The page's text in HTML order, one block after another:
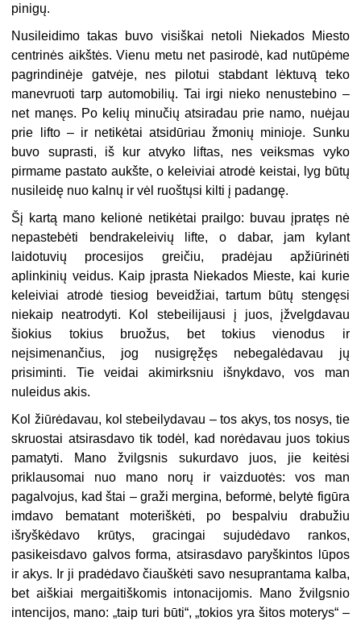
pinigų.
Nusileidimo takas buvo visiškai netoli Niekados Miesto
centrinės aikštės. Vienu metu net pasirodė, kad nutūpėme
pagrindinėje gatvėje, nes pilotui stabdant lėktuvą teko
manevruoti tarp automobilių. Tai irgi nieko nenustebino –
net manęs. Po kelių minučių atsiradau prie namo, nuėjau
prie lifto – ir netikėtai atsidūriau žmonių minioje. Sunku
buvo suprasti, iš kur atvyko liftas, nes veiksmas vyko
pirmame pastato aukšte, o keleiviai atrodė keistai, lyg būtų
nusileidę nuo kalnų ir vėl ruoštųsi kilti į padangę.
Šį kartą mano kelionė netikėtai prailgo: buvau įpratęs nė
nepastebėti bendrakeleivių lifte, o dabar, jam kylant
laidotuvių procesijos greičiu, pradėjau apžiūrinėti
aplinkinių veidus. Kaip įprasta Niekados Mieste, kai kurie
keleiviai atrodė tiesiog beveidžiai, tartum būtų stengęsi
niekaip neatrodyti. Kol stebeilijausi į juos, įžvelgdavau
šiokius tokius bruožus, bet tokius vienodus ir
neįsimenančius, jog nusigręžęs nebegalėdavau jų
prisiminti. Tie veidai akimirksniu išnykdavo, vos man
nuleidus akis.
Kol žiūrėdavau, kol stebeilydavau – tos akys, tos nosys, tie
skruostai atsirasdavo tik todėl, kad norėdavau juos tokius
pamatyti. Mano žvilgsnis sukurdavo juos, jie keitėsi
priklausomai nuo mano norų ir vaizduotės: vos man
pagalvojus, kad štai – graži mergina, beformė, belytė figūra
imdavo bematant moteriškėti, po bespalviu drabužiu
išryškėdavo krūtys, gracingai sujudėdavo rankos,
pasikeisdavo galvos forma, atsirasdavo paryškintos lūpos
ir akys. Ir ji pradėdavo čiauškėti savo nesuprantama kalba,
bet aiškiai mergaitiškomis intonacijomis. Mano žvilgsnio
intencijos, mano: „taip turi būti“, „tokios yra šitos moterys“ –